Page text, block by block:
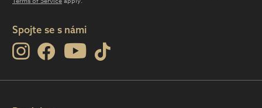
Spojte se s námi